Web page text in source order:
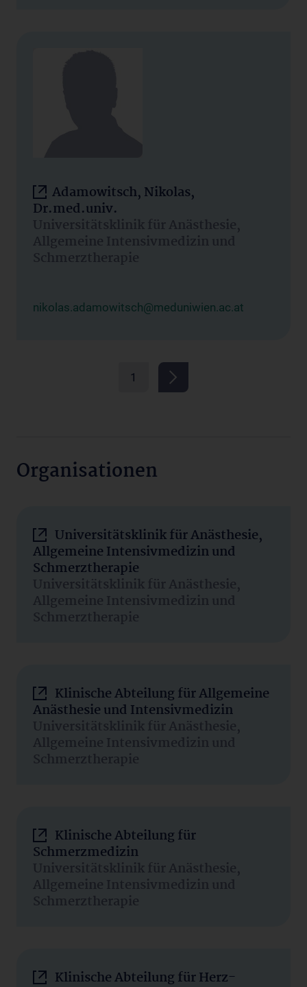
Adamowitsch, Nikolas,
Dr.med.univ.
Universitätsklinik für Anästhesie,
Allgemeine Intensivmedizin und
Schmerztherapie
nikolas.adamowitsch@meduniwien.ac.at
1
Organisationen
Universitätsklinik für Anästhesie,
Allgemeine Intensivmedizin und
Schmerztherapie
Universitätsklinik für Anästhesie,
Allgemeine Intensivmedizin und
Schmerztherapie
Klinische Abteilung für Allgemeine
Anästhesie und Intensivmedizin
Universitätsklinik für Anästhesie,
Allgemeine Intensivmedizin und
Schmerztherapie
Klinische Abteilung für
Schmerzmedizin
Universitätsklinik für Anästhesie,
Allgemeine Intensivmedizin und
Schmerztherapie
Klinische Abteilung für Herz-